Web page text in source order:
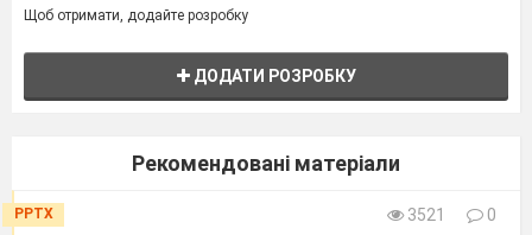
Щоб отримати, додайте розробку
ДОДАТИ РОЗРОБКУ
Рекомендовані матеріали
PPTX 3521
0